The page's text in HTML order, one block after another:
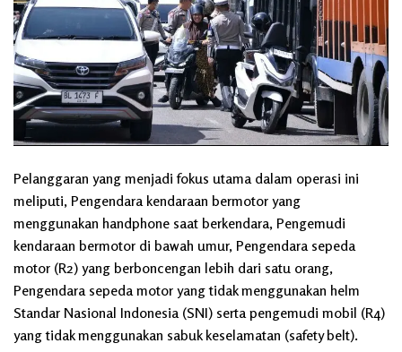
Pelanggaran yang menjadi fokus utama dalam operasi ini
meliputi, Pengendara kendaraan bermotor yang
menggunakan handphone saat berkendara, Pengemudi
kendaraan bermotor di bawah umur, Pengendara sepeda
motor (R2) yang berboncengan lebih dari satu orang,
Pengendara sepeda motor yang tidak menggunakan helm
Standar Nasional Indonesia (SNI) serta pengemudi mobil (R4)
yang tidak menggunakan sabuk keselamatan (safety belt).